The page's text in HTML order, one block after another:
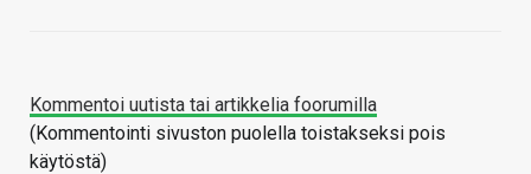
Kommentoi uutista tai artikkelia foorumilla
(Kommentointi sivuston puolella toistakseksi pois
käytöstä)